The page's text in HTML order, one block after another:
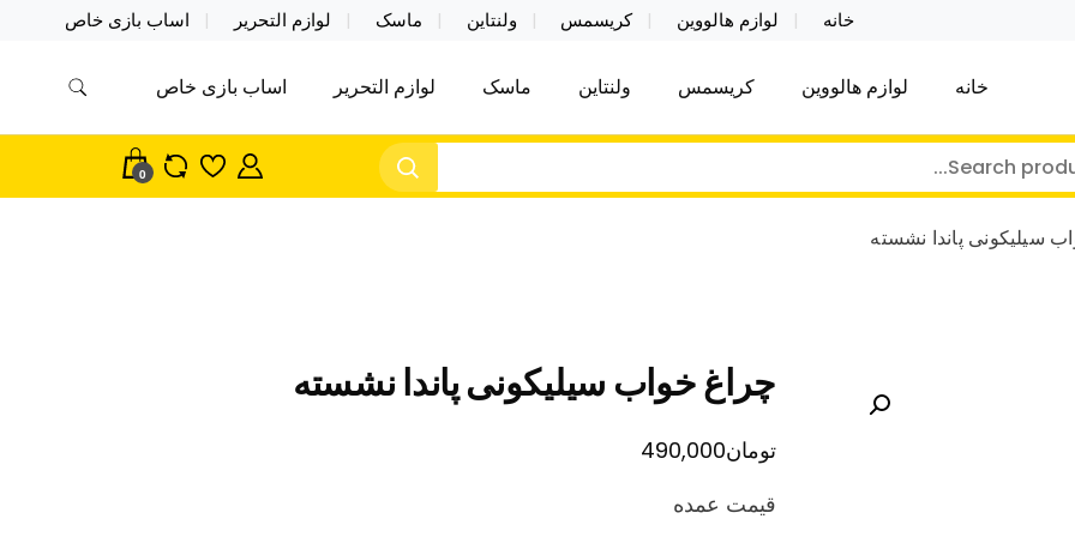
خانه لوازم هالووین کریسمس ولنتاین ماسک لوازم التحریر اساب بازی خاص
ولن تاین کادویی کریسمس اکسسوری ماسک
توی فروش عمده لوازم هالووین ولن تاین کادویی کریسمس اکسسوری ماسک در واردات مستقیم
خانه لوازم هالووین کریسمس ولنتاین ماسک لوازم التحریر اساب بازی خاص
0
سیلیکونی پاندا نشسته
چراغ خواب سیلیکونی پاندا نشسته
تومان490,000
قیمت عمده